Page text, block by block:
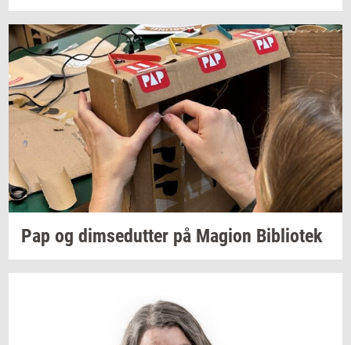
Pap og dim­se­dut­ter på Magion Bi­bli­o­tek